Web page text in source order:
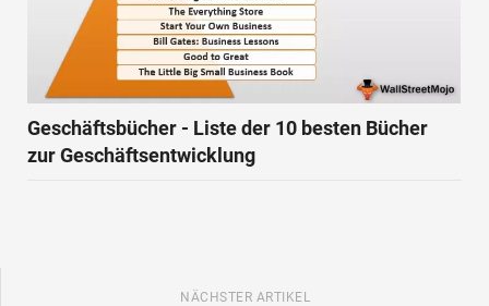
Geschäftsbücher - Liste der 10 besten Bücher
zur Geschäftsentwicklung
NÄCHSTER ARTIKEL